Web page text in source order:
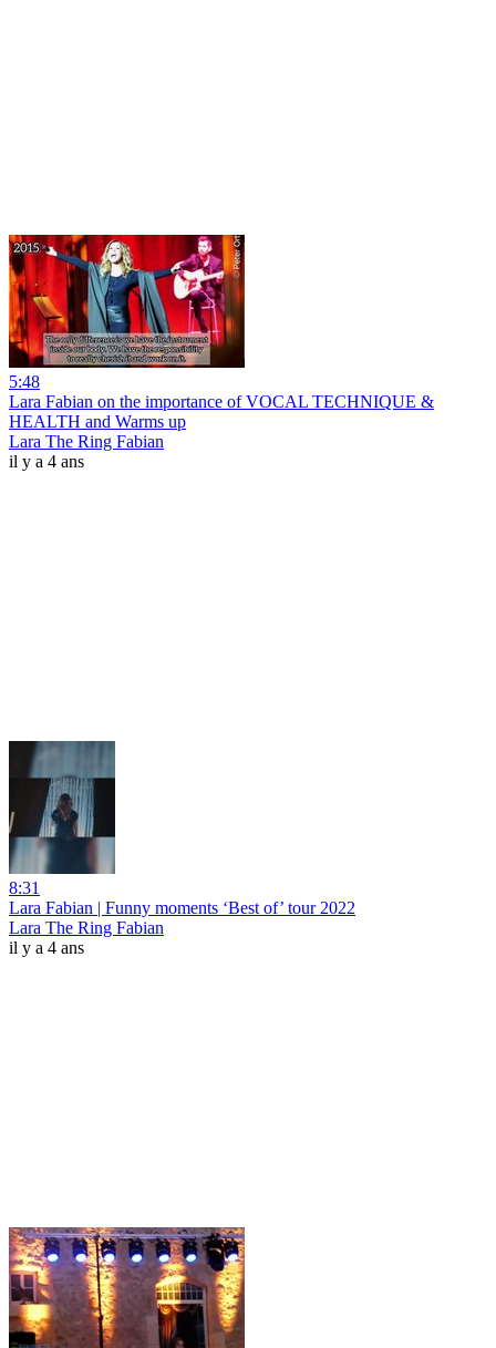
5:48
Lara Fabian on the importance of VOCAL TECHNIQUE &
HEALTH and Warms up
Lara The Ring Fabian
il y a 4 ans
8:31
Lara Fabian | Funny moments ‘Best of’ tour 2022
Lara The Ring Fabian
il y a 4 ans